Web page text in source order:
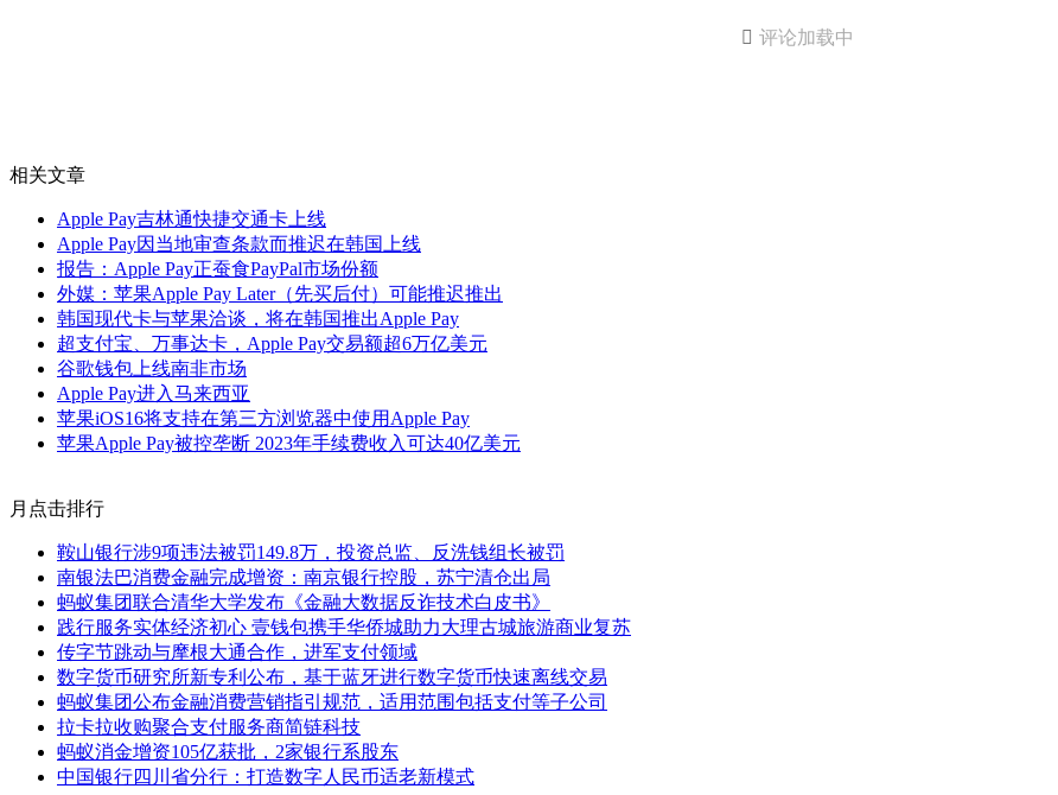
 评论加载中
相关文章
Apple Pay吉林通快捷交通卡上线
Apple Pay因当地审查条款而推迟在韩国上线
报告：Apple Pay正蚕食PayPal市场份额
外媒：苹果Apple Pay Later（先买后付）可能推迟推出
韩国现代卡与苹果洽谈，将在韩国推出Apple Pay
超支付宝、万事达卡，Apple Pay交易额超6万亿美元
谷歌钱包上线南非市场
Apple Pay进入马来西亚
苹果iOS16将支持在第三方浏览器中使用Apple Pay
苹果Apple Pay被控垄断 2023年手续费收入可达40亿美元
月点击排行
鞍山银行涉9项违法被罚149.8万，投资总监、反洗钱组长被罚
南银法巴消费金融完成增资：南京银行控股，苏宁清仓出局
蚂蚁集团联合清华大学发布《金融大数据反诈技术白皮书》
践行服务实体经济初心 壹钱包携手华侨城助力大理古城旅游商业复苏
传字节跳动与摩根大通合作，进军支付领域
数字货币研究所新专利公布，基于蓝牙进行数字货币快速离线交易
蚂蚁集团公布金融消费营销指引规范，适用范围包括支付等子公司
拉卡拉收购聚合支付服务商简链科技
蚂蚁消金增资105亿获批，2家银行系股东
中国银行四川省分行：打造数字人民币适老新模式